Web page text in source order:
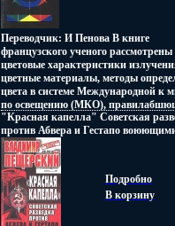
агитации, учащихся художественных
учебных заведений и студий
Дмитрий Исаев.
Переводчик: И Пенова В книге
французского ученого рассмотрены
цветовые характеристики
цветные материалы, методы
цвета в системе Международной к
по освещению (МКО),
использования цветового графика
также основные цветовые системы
художников, дизайнеров и студентов
учебных заведении соответствующих
специальностей Автор Жорж А
"Красная капелла" Советская
против Абвера и Гестапо
государствами Автор Владимир
инфо 9206t.
Подробно
В корзину